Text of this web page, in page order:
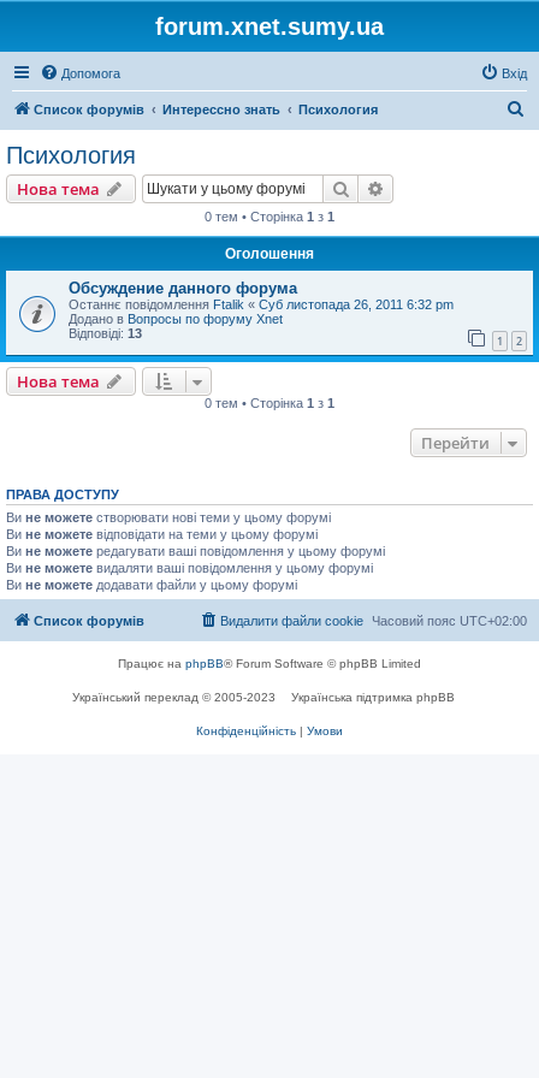
forum.xnet.sumy.ua
Допомога Вхід
Список форумів Интерессно знать Психология
Психология
Нова тема Пошук
0 тем • Сторінка 1 з 1
Оголошення
Обсуждение данного форума
Останнє повідомлення Ftalik « Суб листопада 26, 2011 6:32 pm
Додано в Вопросы по форуму Xnet
Відповіді: 13 1 2
Нова тема
0 тем • Сторінка 1 з 1
Перейти
ПРАВА ДОСТУПУ
Ви не можете створювати нові теми у цьому форумі
Ви не можете відповідати на теми у цьому форумі
Ви не можете редагувати ваші повідомлення у цьому форумі
Ви не можете видаляти ваші повідомлення у цьому форумі
Ви не можете додавати файли у цьому форумі
Список форумів Часовий пояс UTC+02:00
Видалити файли cookie
Працює на phpBB® Forum Software © phpBB Limited
Український переклад © 2005-2023 Українська підтримка phpBB
Конфіденційність | Умови